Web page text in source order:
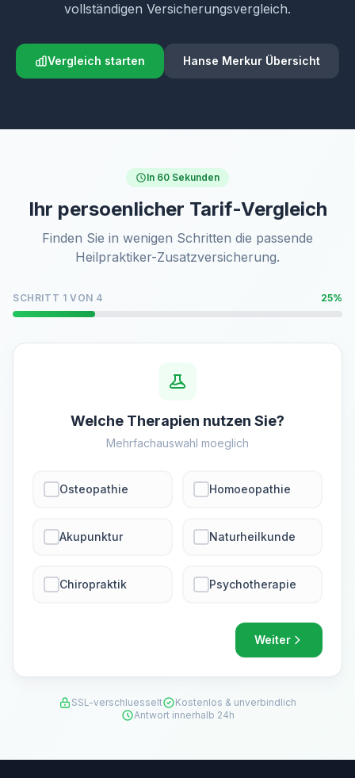
vollständigen Versicherungsvergleich.
Vergleich starten Hanse Merkur Übersicht
In 60 Sekunden
Ihr persoenlicher Tarif-Vergleich
Finden Sie in wenigen Schritten die passende
Heilpraktiker-Zusatzversicherung.
SCHRITT 1 VON 4 25%
Welche Therapien nutzen Sie?
Mehrfachauswahl moeglich
Osteopathie Homoeopathie
Akupunktur Naturheilkunde
Chiropraktik Psychotherapie
Weiter
SSL-verschluesselt
Kostenlos & unverbindlich
Antwort innerhalb 24h